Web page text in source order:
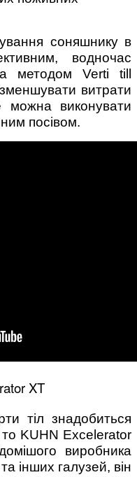
соняшнику в
водночас
методом Verti till
витрати
виконувати
посівом.
XT
тіл знадобиться
KUHN Excelerator
виробника
інших галузей, він